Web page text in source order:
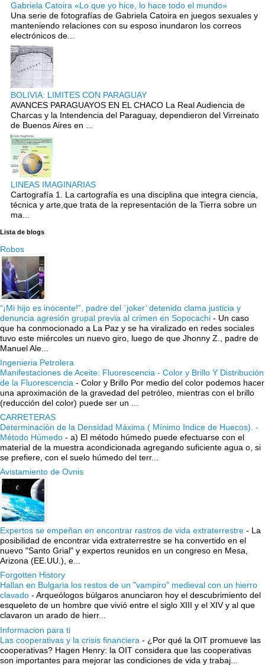
Gabriela Catoira «Lo que yo hice, lo hace todo el mundo»
Una serie de fotografías de Gabriela Catoira en juegos sexuales y
manteniendo relaciones con su esposo inundaron los correos
electrónicos de...
BOLIVIA: LIMITES CON PARAGUAY
AVANCES PARAGUAYOS EN EL CHACO La Real Audiencia de
Charcas y la Intendencia del Paraguay, dependieron del Virreinato
de Buenos Aires en ...
LINEAS IMAGINARIAS
Cartografía 1. La cartografía es una disciplina que integra ciencia,
técnica y arte,que trata de la representación de la Tierra sobre un
ma...
Lista de blogs
Robos
“¡Mi hijo es inocente!”, padre del ´joker’ detenido clama justicia y
denuncia agresión grupal previa al crimen en Sopocachi - Un caso
que ha conmocionado a La Paz y se ha viralizado en redes sociales
tuvo este miércoles un nuevo giro, luego de que Jhonny Z., padre de
Manuel Ale...
Ingenieria Petrolera
Manifestaciones de Aceite: Fluorescencia - Color y Brillo Y Distribución
de la Fluorescencia - Color y Brillo Por medio del color podemos hacer
una aproximación de la gravedad del petróleo, mientras con el brillo
(reducción del color) puede ser un ...
CARRETERAS
Determinación de la Densidad Máxima ( Mínimo Indice de Huecos). -
Método Húmedo - a) El método húmedo puede efectuarse con el
material de la muestra acondicionada agregando suficiente agua o, si
se prefiere, con el suelo húmedo del terr...
Avistamiento de Ovnis
Expertos se empeñan en encontrar rastros de vida extraterrestre - La
posibilidad de encontrar vida extraterrestre se ha convertido en el
nuevo "Santo Grial" y expertos reunidos en un congreso en Mesa,
Arizona (EE.UU.), e...
Forgotten History
Hallan en Bulgaria los restos de un "vampiro" medieval con un hierro
clavado - Arqueólogos búlgaros anunciaron hoy el descubrimiento del
esqueleto de un hombre que vivió entre el siglo XIII y el XIV y al que
clavaron un arado de hierr...
Informacion para ti
Las cooperativas y la crisis financiera - ¿Por qué la OIT promueve las
cooperativas? Hagen Henry: la OIT considera que las cooperativas
son importantes para mejorar las condiciones de vida y trabaj...